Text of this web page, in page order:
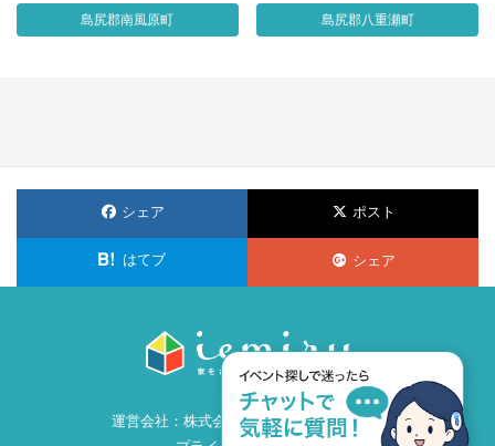
島尻郡南風原町 島尻郡八重瀬町
シェア ポスト
はてブ シェア
運営会社： 株式会社ビズ・クリエイション